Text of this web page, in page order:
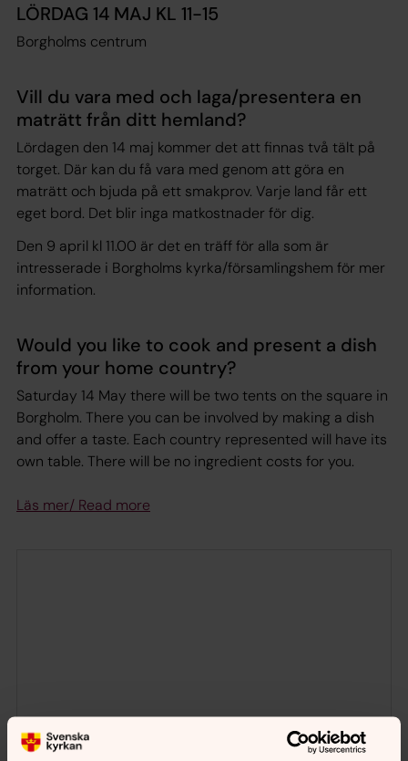
LÖRDAG 14 MAJ KL 11-15
Borgholms centrum
Vill du vara med och laga/presentera en
maträtt från ditt hemland?
Lördagen den 14 maj kommer det att finnas två tält på
torget. Där kan du få vara med genom att göra en
maträtt och bjuda på ett smakprov. Varje land får ett
eget bord. Det blir inga matkostnader för dig.
Den 9 april kl 11.00 är det en träff för alla som är
intresserade i Borgholms kyrka/församlingshem för mer
information.
Would you like to cook and present a dish
from your home country?
Saturday 14 May there will be two tents on the square in
Borgholm. There you can be involved by making a dish
and offer a taste. Each country represented will have its
own table. There will be no ingredient costs for you.
Läs mer/ Read more